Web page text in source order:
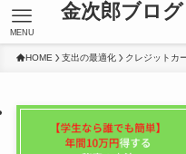
金次郎ブロ
MENU
HOME 支出の最適化 クレジットカ